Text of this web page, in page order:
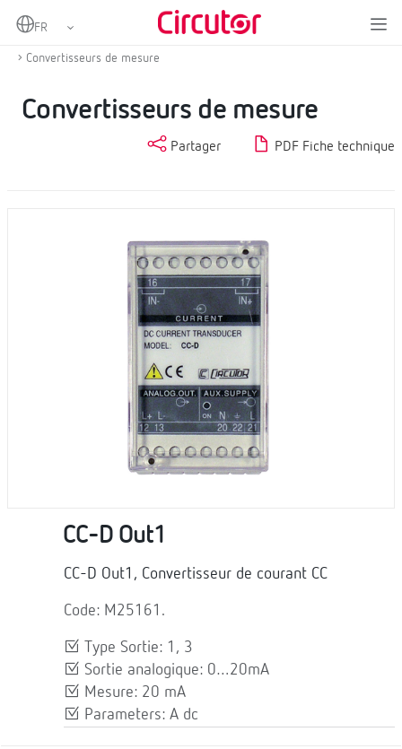
Home
Mesure et contrôle
Convertisseurs de mesure
Convertisseurs de mesure
Partager PDF Fiche technique
CC-D Out1
CC-D Out1, Convertisseur de courant CC
Code: M25161.
Type Sortie: 1, 3
Sortie analogique: 0…20mA
Mesure: 20 mA
Parameters: A dc